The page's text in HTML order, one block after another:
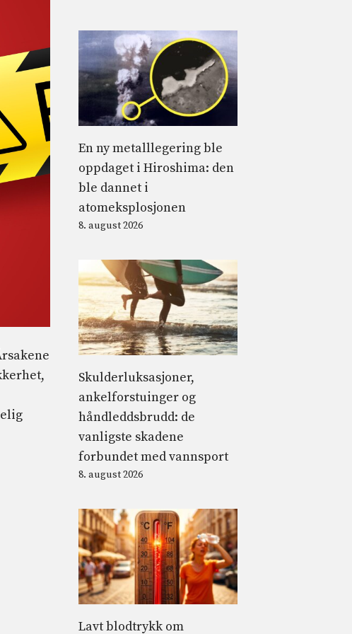
En ny metalllegering ble
oppdaget i Hiroshima: den
ble dannet i
atomeksplosjonen
8. august 2026
Skulderluksasjoner,
ankelforstuinger og
håndleddsbrudd: de
vanligste skadene
forbundet med vannsport
8. august 2026
Lavt blodtrykk om